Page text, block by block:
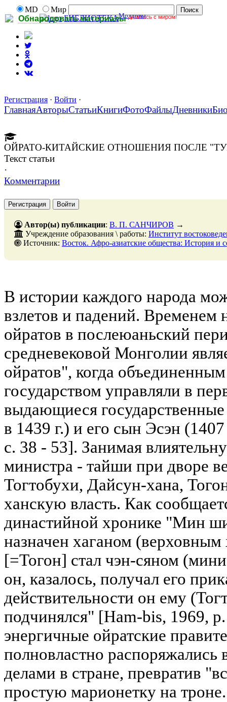
Обнародовать материалы делитесь с миром!
MD
Мир
БИБЛИОТЕКАМолдовы
Регистрация · Войти ·
ГлавнаяАвторыСтатьиКнигиФотоФайлыДневники
ОЙРАТО-КИТАЙСКИЕ ОТНОШЕНИЯ ПОСЛЕ
Текст статьи
·
Комментарии
Регистрация Войти
Автор(ы) публикации: В. П. САНЧИРОВ →
Учреждение образования \ работы: Институт
Источник: Восток. Афро-азиатские общества: История и современность. - № 1. - 28
В истории каждого народа
взлетов и падений. Временем
ойратов в послеюаньский
средневековой Монголии
ойратов", когда
государством управляли в
выдающиеся
в 1439 г.) и его сын Эсэн
с. 38 - 53]. Занимая
министра - тайши при дворе
Тогтобухи, Дайсун-хана,
ханскую власть. Как
династийной хронике "Мин
назначен хаганом
[=Тогон] стал чэн-сяном
он, казалось, получал его
действительности он ему
подчинялся" [Ham-bis, 1969,
энергичные ойратские
полновластно распоряжались
делами в стране, превратив
простую марионетку на троне.